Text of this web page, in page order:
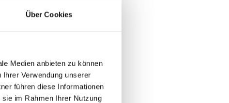
Über Cookies
Medien anbieten zu können
Verwendung unserer
führen diese Informationen
im Rahmen Ihrer Nutzung